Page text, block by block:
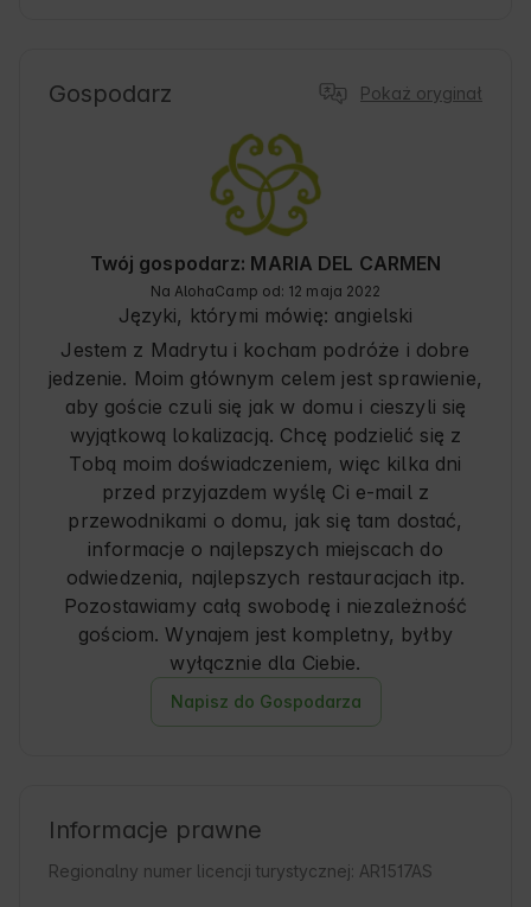
Gospodarz Pokaż oryginał
Twój gospodarz: MARIA DEL CARMEN
Na AlohaCamp od: 12 maja 2022
Języki, którymi mówię: angielski
Jestem z Madrytu i kocham podróże i dobre
jedzenie. Moim głównym celem jest sprawienie,
aby goście czuli się jak w domu i cieszyli się
wyjątkową lokalizacją. Chcę podzielić się z
Tobą moim doświadczeniem, więc kilka dni
przed przyjazdem wyślę Ci e-mail z
przewodnikami o domu, jak się tam dostać,
informacje o najlepszych miejscach do
odwiedzenia, najlepszych restauracjach itp.
Pozostawiamy całą swobodę i niezależność
gościom. Wynajem jest kompletny, byłby
wyłącznie dla Ciebie.
Napisz do Gospodarza
Informacje prawne
Regionalny numer licencji turystycznej: AR1517AS